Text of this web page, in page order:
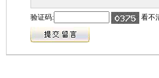
验证码: 看不